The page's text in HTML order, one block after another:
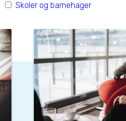
Skoler og barnehager